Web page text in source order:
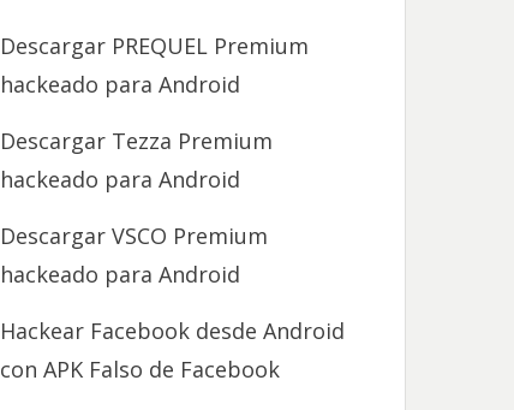
Descargar PREQUEL Premium
hackeado para Android
Descargar Tezza Premium
hackeado para Android
Descargar VSCO Premium
hackeado para Android
Hackear Facebook desde Android
con APK Falso de Facebook